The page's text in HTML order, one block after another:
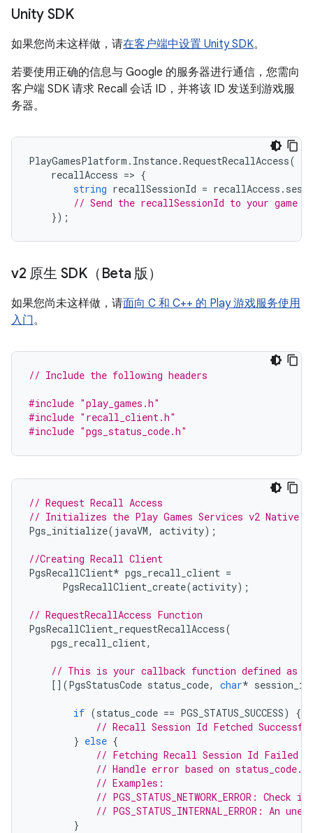
Unity SDK
如果您尚未这样做，请在客户端中设置 Unity SDK。
若要使用正确的信息与 Google 的服务器进行通信，您需向
客户端 SDK 请求 Recall 会话 ID，并将该 ID 发送到游戏服
务器。
PlayGamesPlatform . Instance.RequestRecallAccess(
recallAccess => {
string recallSessionId = recallAccess .
// Send the recallSessionId to your game
});
v2 原生 SDK（Beta 版）
如果您尚未这样做，请面向 C 和 C++ 的 Play 游戏服务使用
入门。
// Include the following headers
#include "play_games.h"
#include "recall_client.h"
#include "pgs_status_code.h"
// Request Recall Access
// Initializes the Play Games Services v2 Native
Pgs_initialize( javaVM, activity);
//Creating Recall Client
PgsRecallClient* pgs_recall_client =
PgsRecallClient_create(activity);
// RequestRecallAccess Function
PgsRecallClient_requestRecallAccess(
pgs_recall_client,
// This is your callback function defined as
[](PgsStatusCode status_code, char* session_id
if (status_code == PGS_STATUS_SUCCESS)
{
// Recall Session Id Fetched
} else {
// Fetching Recall Session Id Failed
// Handle error based on status_code.
// Examples:
// PGS_STATUS_NETWORK_ERROR:
// PGS_STATUS_INTERNAL_ERROR: An
}